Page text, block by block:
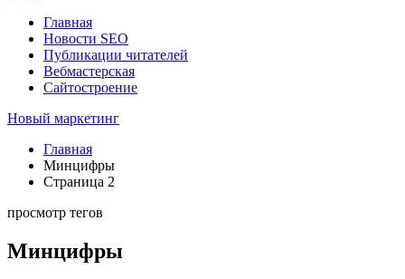
Главная
Новости SEO
Публикации читателей
Вебмастерская
Сайтостроение
Новый маркетинг
Главная
Минцифры
Страница 2
просмотр тегов
Минцифры